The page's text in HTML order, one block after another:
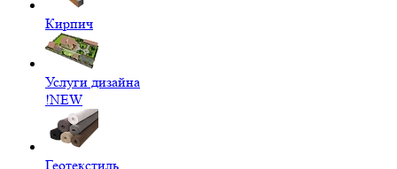
Кирпич
Услуги дизайна
!NEW
Геотекстиль